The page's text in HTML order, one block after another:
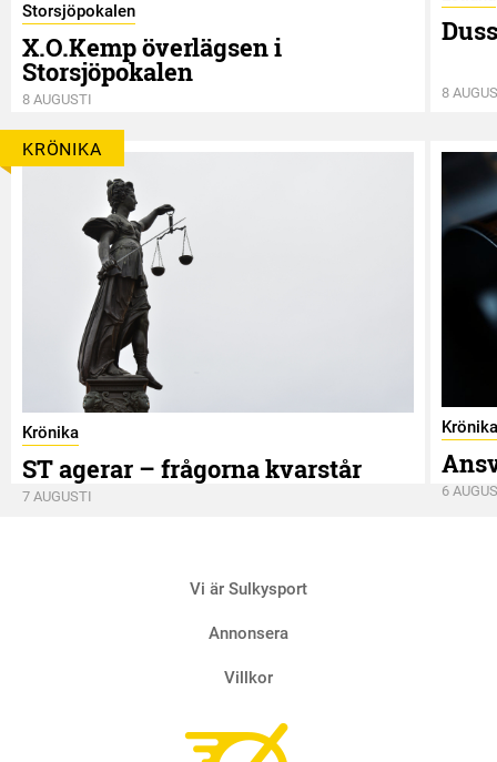
Storsjöpokalen
X.O.Kemp överlägsen i
Storsjöpokalen
8 AUGUSTI 8
KRÖNIKA
Krönika
ST agerar – frågorna kvarstår
7 AUGUSTI
Krönika
6
Vi är Sulkysport
Annonsera
Villkor